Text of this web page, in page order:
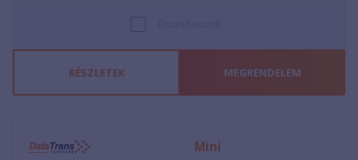
RÉSZLETEK MEGRENDELEM
Mini